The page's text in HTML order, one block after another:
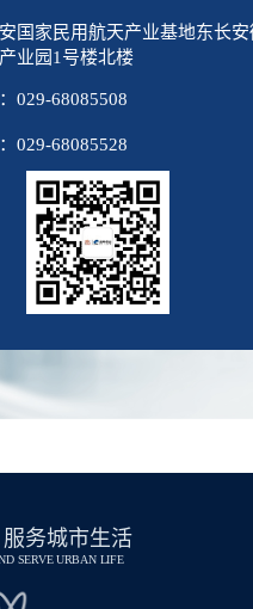
国家民用航天产业基地东长安
业园1号楼北楼
029-68085508
029-68085528
务城市生活
SERVE URBAN LIFE